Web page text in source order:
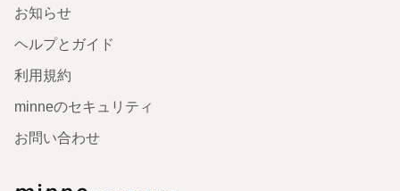
お知らせ
ヘルプとガイド
利用規約
minneのセキュリティ
お問い合わせ